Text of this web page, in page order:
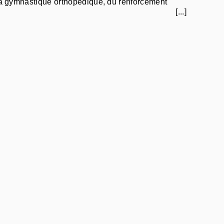
[...]
orthopédique, du renforcement
anti cellulite, de la rééducation